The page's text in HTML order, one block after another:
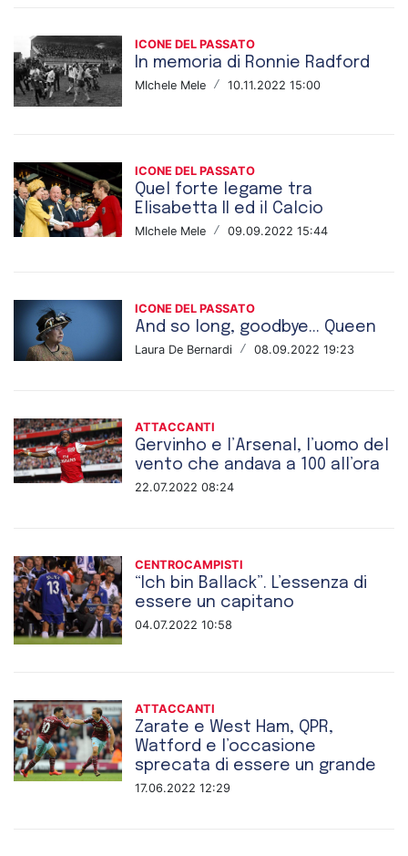
ICONE DEL PASSATO
In memoria di Ronnie Radford
MIchele Mele / 10.11.2022 15:00
ICONE DEL PASSATO
Quel forte legame tra
Elisabetta II ed il Calcio
MIchele Mele / 09.09.2022 15:44
ICONE DEL PASSATO
And so long, goodbye... Queen
Laura De Bernardi / 08.09.2022 19:23
ATTACCANTI
Gervinho e l’Arsenal, l’uomo del
vento che andava a 100 all’ora
22.07.2022 08:24
CENTROCAMPISTI
“Ich bin Ballack”. L’essenza di
essere un capitano
04.07.2022 10:58
ATTACCANTI
Zarate e West Ham, QPR,
Watford e l’occasione
sprecata di essere un grande
17.06.2022 12:29